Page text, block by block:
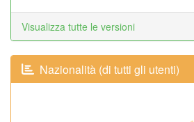
Visualizza tutte le versioni
Nazionalità (di tutti gli utenti)